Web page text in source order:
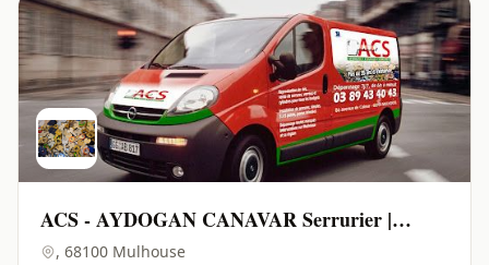
ACS - AYDOGAN CANAVAR Serrurier |
Mulhouse - 68100
, 68100 Mulhouse